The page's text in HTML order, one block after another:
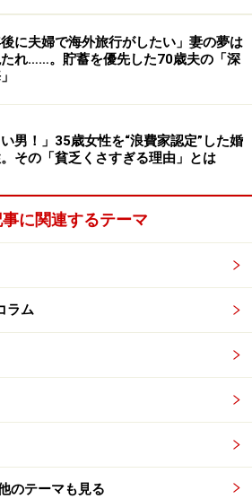
後に夫婦で海外旅行がしたい」妻の夢は
れ……。貯蓄を優先した70歳夫の「深
い男！」35歳女性を“浪費家認定”した婚
その「貧乏くさすぎる理由」とは
に関連するテーマ
ラム
のテーマも見る